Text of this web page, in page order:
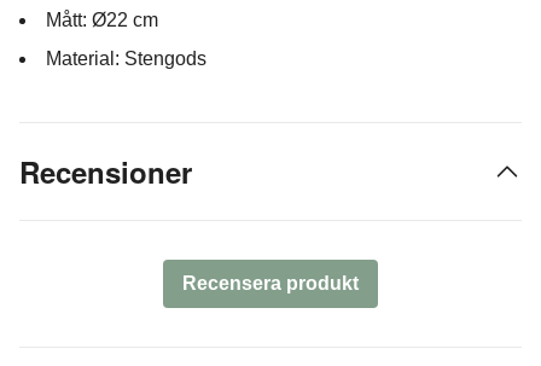
Mått: Ø22 cm
Material: Stengods
Recensioner
Recensera produkt